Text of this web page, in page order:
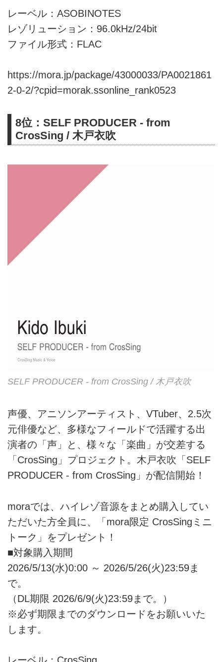
レーベル：ASOBINOTES
レゾリューション：96.0kHz/24bit
ファイル形式：FLAC
https://mora.jp/package/43000033/PA0021861
2-0-2/?cpid=morak.ssonline_rank0523
8位：SELF PRODUCER - from
CrosSing / 木戸衣吹
SELF PRODUCER - from CrosSing / 木戸衣吹
声優、アニソンアーティスト、VTuber、2.5次
元俳優など、多様なフィールドで活躍する出
演者の「声」と、様々な「楽曲」が交差する
「CrosSing」プロジェクト。木戸衣吹「SELF
PRODUCER - from CrosSing」が配信開始！
moraでは、ハイレゾ音源をまとめ購入してい
ただいた方全員に、「mora限定 CrosSingミニ
トーク」をプレゼント！
■対象購入期間
2026/5/13(水)0:00 ～ 2026/5/26(火)23:59ま
で。
（DL期限 2026/6/9(火)23:59まで。）
※必ず期限までのダウンロードをお願いいた
します。